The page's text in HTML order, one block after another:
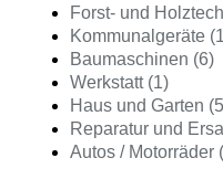
Forst- und
Kommunalgeräte
Baumaschinen (6)
Werkstatt (1)
Haus und Garten
Reparatur und
Autos / Motorräder